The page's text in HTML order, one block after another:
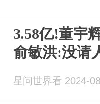
3.58亿!董宇
俞敏洪:没请
星问世界看 2024-